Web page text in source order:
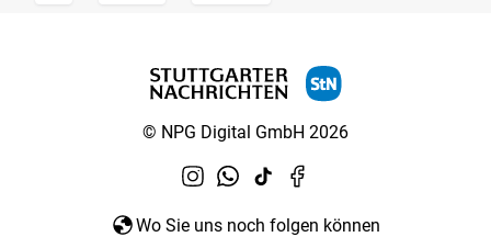
© NPG Digital GmbH 2026
Wo Sie uns noch folgen können